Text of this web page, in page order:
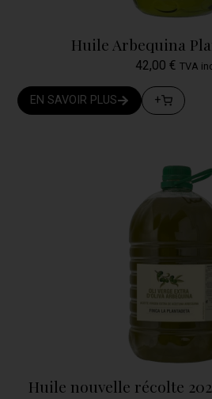
Huile Arbequina
42,00 € TVA
EN SAVOIR PLUS +
Huile nouvelle récolte